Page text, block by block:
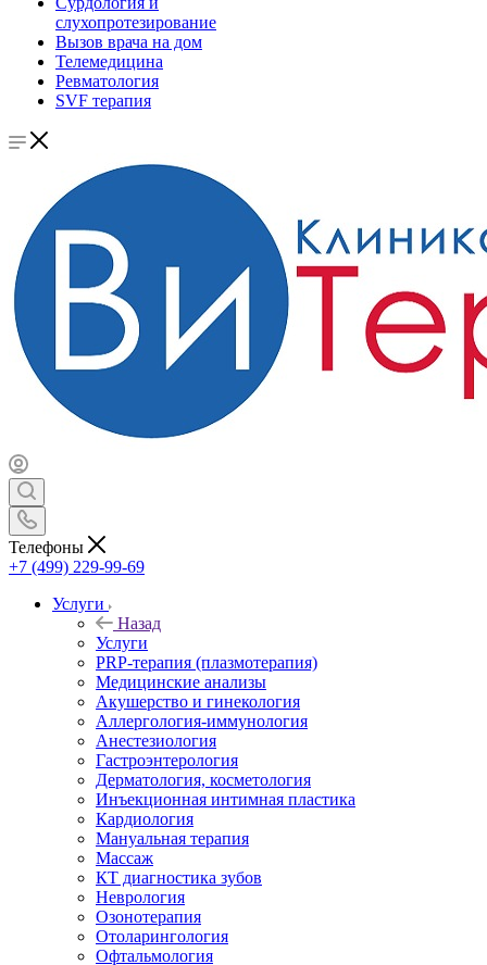
слухопротезирование
Вызов врача на дом
Телемедицина
Ревматология
SVF терапия
Телефоны
+7 (499) 229-99-69
Услуги
Назад
Услуги
PRP-терапия (плазмотерапия)
Медицинские анализы
Акушерство и гинекология
Аллергология-иммунология
Анестезиология
Гастроэнтерология
Дерматология, косметология
Инъекционная интимная пластика
Кардиология
Мануальная терапия
Массаж
КТ диагностика зубов
Неврология
Озонотерапия
Отоларингология
Офтальмология